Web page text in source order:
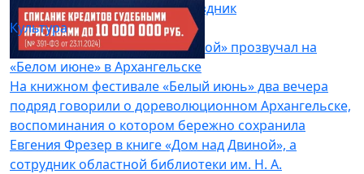
настоящий музыкальный праздник
Культура
04.08.26 06:52
Русский голос «Дома над Двиной» прозвучал на
«Белом июне» в Архангельске
На книжном фестивале «Белый июнь» два вечера
подряд говорили о дореволюционном Архангельске,
воспоминания о котором бережно сохранила
Евгения Фрезер в книге «Дом над Двиной», а
сотрудник областной библиотеки им. Н. А.